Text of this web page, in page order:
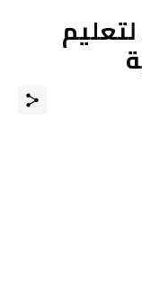
أفضل تطبيق ABC Kids لتعليم